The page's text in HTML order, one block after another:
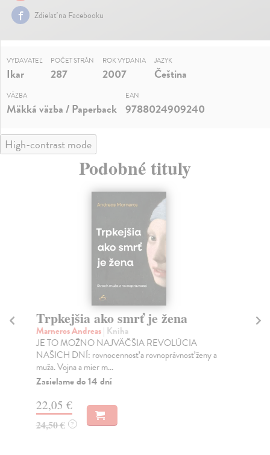
Zdielať na Facebooku
VYDAVATEĽ
Ikar
POČET STRÁN
287
ROK VYDANIA
2007
JAZYK
Čeština
VÄZBA
Mäkká väzba / Paperback
EAN
9788024909240
High-contrast mode
Podobné tituly
Trpkejšia ako smrť je žena
Marneros Andreas| Kniha
JE TO MOŽNO NAJVÄČŠIA REVOLÚCIA
NAŠICH DNÍ: rovnocennosť a rovnoprávnosť ženy a
muža. Vojna a mier m...
Zasielame do 14 dní
22,05 €
24,50 € ?